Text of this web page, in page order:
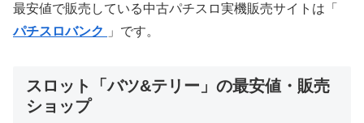
最安値で販売している中古パチスロ実機販売サイトは「
パチスロバンク
」です。
スロット「バツ&テリー」の最安値・販売
ショップ